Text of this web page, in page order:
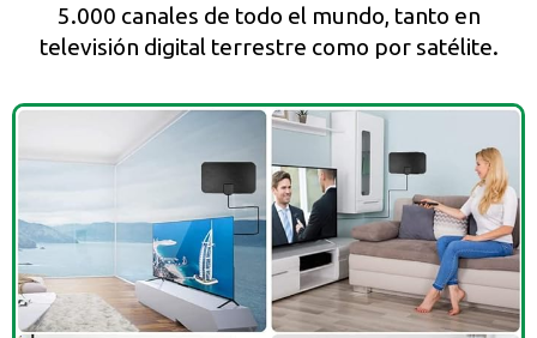
5.000 canales de todo el mundo, tanto en
televisión digital terrestre como por satélite.